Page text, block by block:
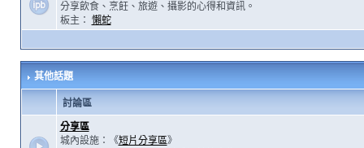
分享飲食、烹飪、旅遊、攝影的心得和資訊。
板主： 懶蛇
其他話題
討論區
分享區
城內設施：《短片分享區》